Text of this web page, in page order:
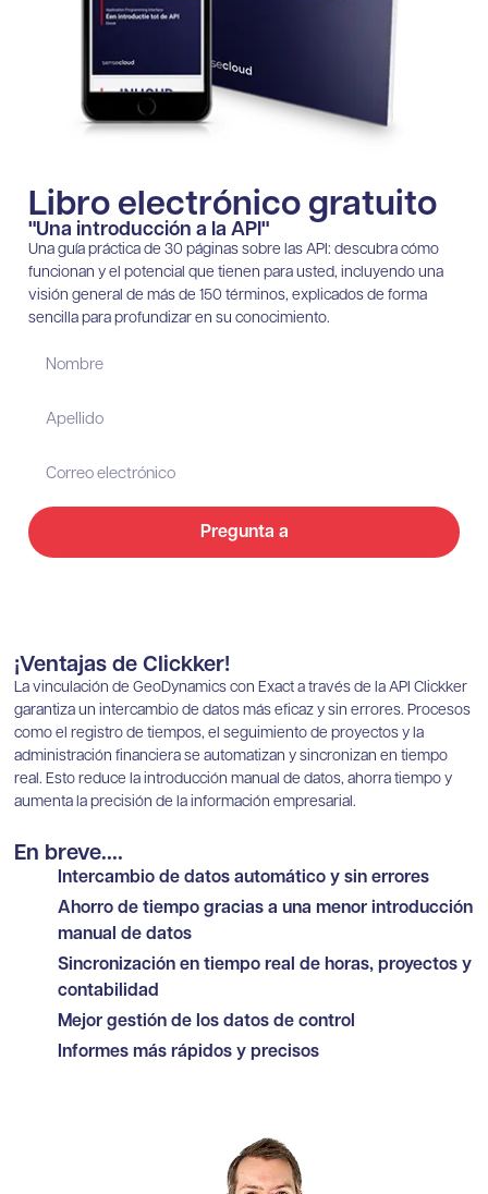
Libro electrónico gratuito
"Una introducción a la API"
Una guía práctica de 30 páginas sobre las API: descubra cómo
funcionan y el potencial que tienen para usted, incluyendo una
visión general de más de 150 términos, explicados de forma
sencilla para profundizar en su conocimiento.
Pregunta a
¡Ventajas de Clickker!
La vinculación de GeoDynamics con Exact a través de la API Clickker
garantiza un intercambio de datos más eficaz y sin errores. Procesos
como el registro de tiempos, el seguimiento de proyectos y la
administración financiera se automatizan y sincronizan en tiempo
real. Esto reduce la introducción manual de datos, ahorra tiempo y
aumenta la precisión de la información empresarial.
En breve....
Intercambio de datos automático y sin errores
Ahorro de tiempo gracias a una menor introducción
manual de datos
Sincronización en tiempo real de horas, proyectos y
contabilidad
Mejor gestión de los datos de control
Informes más rápidos y precisos